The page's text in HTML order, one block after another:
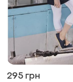
295 грн